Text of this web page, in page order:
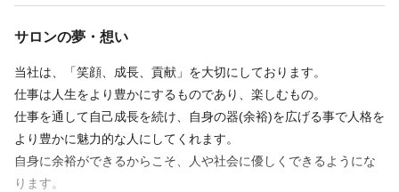
●シフト制
10:40〜21:10／平日
9:40〜20:10／土日祝日
営業時間 平日11：00〜21：00／
土日祝日10：00〜20：00
続きを見る
していけたらと思います。
◆4回の勤務につきホワイトニング1回無料
◆完全予約制なので、ひと月あたりの残業時間の目安は5時間以
◆月20日出勤。プライベートも大事にする職場です。
サロンの夢・想い
当社は、「笑顔、成長、貢献」を大切にしております。
仕事は人生をより豊かにするものであり、楽しむもの。
仕事を通して自己成長を続け、自身の器(余裕)を広げる事で人格を
より豊かに魅力的な人にしてくれます。
自身に余裕ができるからこそ、人や社会に優しくできるようにな
ります。